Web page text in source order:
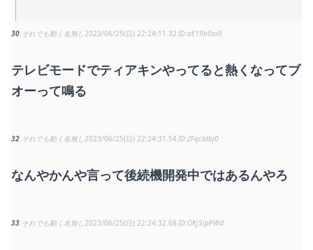
30 それでも動く名無し2023/06/25(日) 22:24:11.32 aE19b0oi0
テレビモードでティアキンやってると熱くなってブ
オーって鳴る
32 それでも動く名無し2023/06/25(日) 22:24:31.54 ZFqcIdbj0
なんやかんや言って後続機開発中ではあるんやろ
33 それでも動く名無し2023/06/25(日) 22:24:32.68 OKj5ipPWd